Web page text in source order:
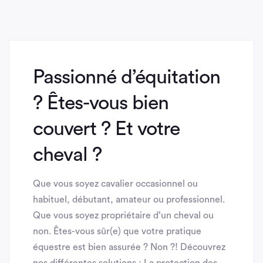
Passionné d’équitation
? Êtes-vous bien
couvert ? Et votre
cheval ?
Que vous soyez cavalier occasionnel ou
habituel, débutant, amateur ou professionnel.
Que vous soyez propriétaire d’un cheval ou
non. Êtes-vous sûr(e) que votre pratique
équestre est bien assurée ? Non ?! Découvrez